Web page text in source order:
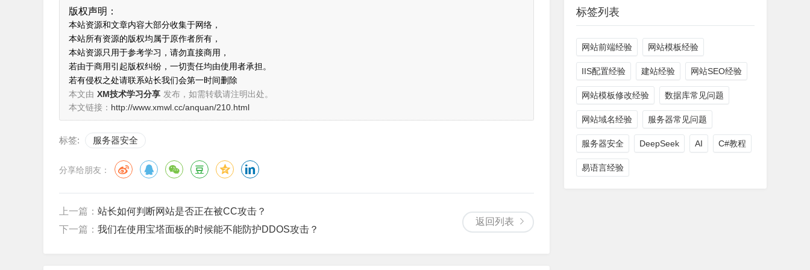
版权声明：
本站资源和文章内容大部分收集于网络，
本站所有资源的版权均属于原作者所有，
本站资源只用于参考学习，请勿直接商用，
若由于商用引起版权纠纷，一切责任均由使用者承担。
若有侵权之处请联系站长我们会第一时间删除
本文由 XM技术学习分享 发布，如需转载请注明出处。
本文链接： http://www.xmwl.cc/anquan/210.html
标签: 服务器安全
分享给朋友：
返回列表
上一篇： 站长如何判断网站是否正在被CC攻击？
下一篇： 我们在使用宝塔面板的时候能不能防护DDOS攻击？
标签列表
网站前端经验 网站模板经验
IIS配置经验 建站经验 网站SEO经验
网站模板修改经验 数据库常见问题
网站域名经验 服务器常见问题
服务器安全 DeepSeek AI C#教程
易语言经验